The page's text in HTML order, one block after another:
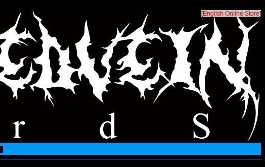
[English Online Store]